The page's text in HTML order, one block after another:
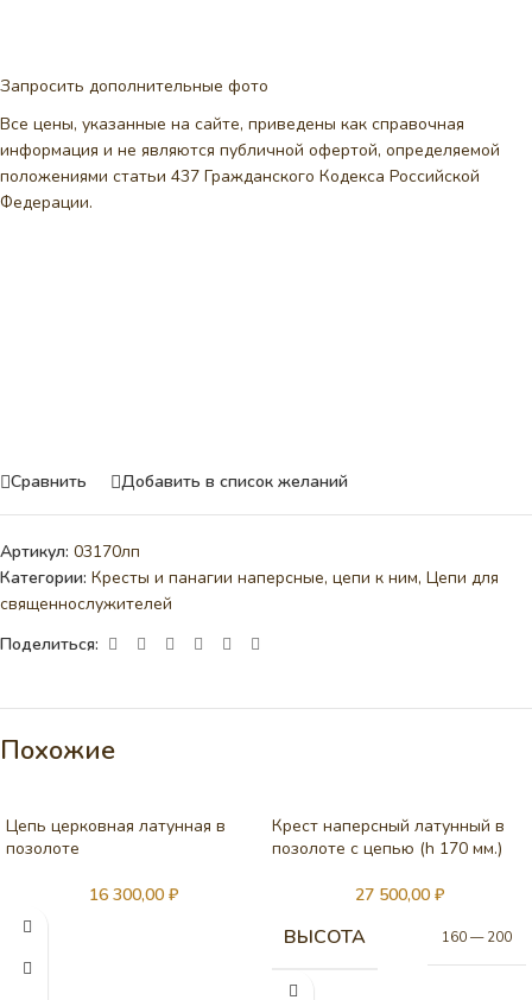
Запросить дополнительные фото
Все цены, указанные на сайте, приведены как справочная
информация и не являются публичной офертой, определяемой
положениями статьи 437 Гражданского Кодекса Российской
Федерации.
Сравнить Добавить в список желаний
Артикул: 03170лп
Категории: Кресты и панагии наперсные, цепи к ним, Цепи для
священнослужителей
Поделиться:
Похожие
Цепь церковная латунная в
позолоте
16 300,00 ₽
Крест наперсный латунный в
позолоте с цепью (h 170 мм.)
27 500,00 ₽
ВЫСОТА 160 — 200